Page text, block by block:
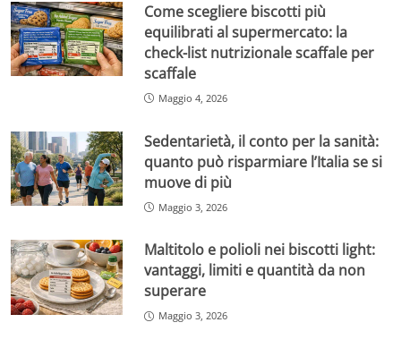
Come scegliere biscotti più
equilibrati al supermercato: la
check-list nutrizionale scaffale per
scaffale
Maggio 4, 2026
Sedentarietà, il conto per la sanità:
quanto può risparmiare l’Italia se si
muove di più
Maggio 3, 2026
Maltitolo e polioli nei biscotti light:
vantaggi, limiti e quantità da non
superare
Maggio 3, 2026